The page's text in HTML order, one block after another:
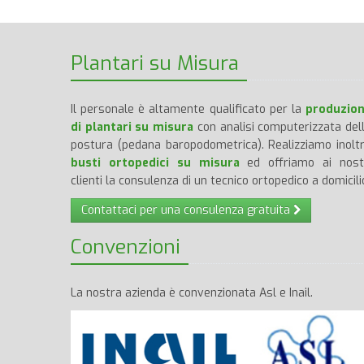
Plantari su Misura
Il personale è altamente qualificato per la
di plantari su misura con analisi computerizzata
postura (pedana baropodometrica). Realizziamo
busti ortopedici su misura ed offriamo ai
clienti la consulenza di un tecnico ortopedico a
Contattaci per una consulenza gratuita
Convenzioni
La nostra azienda è convenzionata Asl e Inail.